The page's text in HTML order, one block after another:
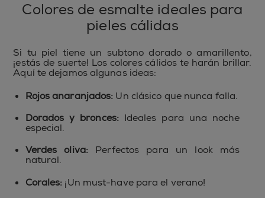
Colores de esmalte ideales para
pieles cálidas
Si tu piel tiene un subtono dorado o amarillento,
¡estás de suerte! Los colores cálidos te harán brillar.
Aquí te dejamos algunas ideas:
Rojos anaranjados: Un clásico que nunca falla.
Dorados y bronces:Ideales para una noche
especial.
Verdes oliva: Perfectos para un look más
natural.
Corales: ¡Un must-have para el verano!